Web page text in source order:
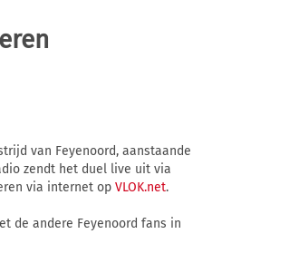
van Feyenoord, aanstaande
zendt het duel live uit via
via internet op VLOK.net.
de andere Feyenoord fans in